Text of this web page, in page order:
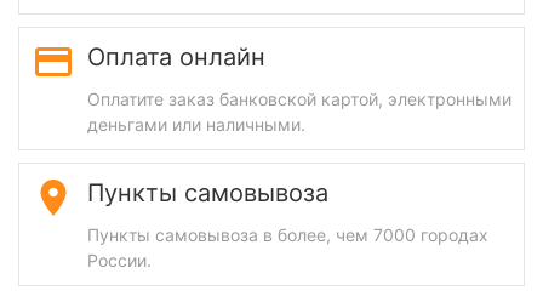
Оплата онлайн
Оплатите заказ банковской картой, электронными
деньгами или наличными.
Пункты самовывоза
Пункты самовывоза в более, чем 7000 городах
России.